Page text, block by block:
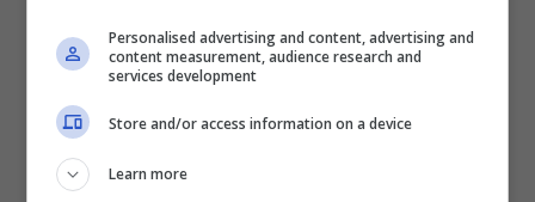
Personalised advertising and content, advertising and
content measurement, audience research and
services development
Store and/or access information on a device
Learn more